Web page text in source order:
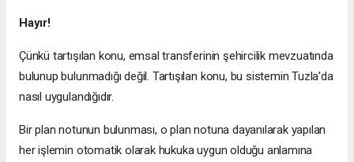
Hayır!
Çünkü tartışılan konu, emsal transferinin şehircilik mevzuatında
bulunup bulunmadığı değil. Tartışılan konu, bu sistemin Tuzla’da
nasıl uygulandığıdır.
Bir plan notunun bulunması, o plan notuna dayanılarak yapılan
her işlemin otomatik olarak hukuka uygun olduğu anlamına